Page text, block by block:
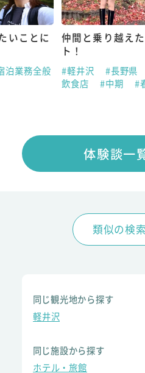
いことに
泊業務全般
仲間と乗り越え
ト！
#軽井沢 #長野県
飲食店
#中期 #
体験談一
類似の検
同じ観光地から探す
軽井沢
同じ施設から探す
ホテル・旅館